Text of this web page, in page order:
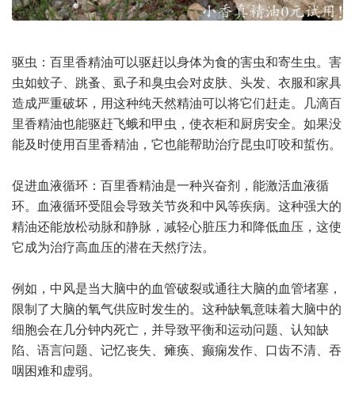
驱虫：百里香精油可以驱赶以身体为食的害虫和寄生虫。害
虫如蚊子、跳蚤、虱子和臭虫会对皮肤、头发、衣服和家具
造成严重破坏，用这种纯天然精油可以将它们赶走。几滴百
里香精油也能驱赶飞蛾和甲虫，使衣柜和厨房安全。如果没
能及时使用百里香精油，它也能帮助治疗昆虫叮咬和蜇伤。
促进血液循环：百里香精油是一种兴奋剂，能激活血液循
环。血液循环受阻会导致关节炎和中风等疾病。这种强大的
精油还能放松动脉和静脉，减轻心脏压力和降低血压，这使
它成为治疗高血压的潜在天然疗法。
例如，中风是当大脑中的血管破裂或通往大脑的血管堵塞，
限制了大脑的氧气供应时发生的。这种缺氧意味着大脑中的
细胞会在几分钟内死亡，并导致平衡和运动问题、认知缺
陷、语言问题、记忆丧失、瘫痪、癫痫发作、口齿不清、吞
咽困难和虚弱。